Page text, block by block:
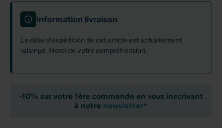
Information livraison
Le délai d'expédition de cet article est actuellement
rallongé. Merci de votre compréhension.
-10% sur votre 1ère commande en vous inscrivant
à notre newsletter*